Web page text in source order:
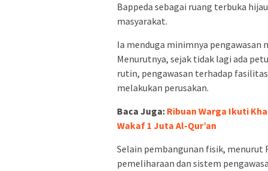
Bappeda sebagai ruang terbuka
masyarakat.
Ia menduga minimnya pengawasan
Menurutnya, sejak tidak lagi ada
rutin, pengawasan terhadap
melakukan perusakan.
Baca Juga: Ribuan Warga Ikuti
Wakaf 1 Juta Al-Qur’an
Selain pembangunan fisik, menurut
pemeliharaan dan sistem